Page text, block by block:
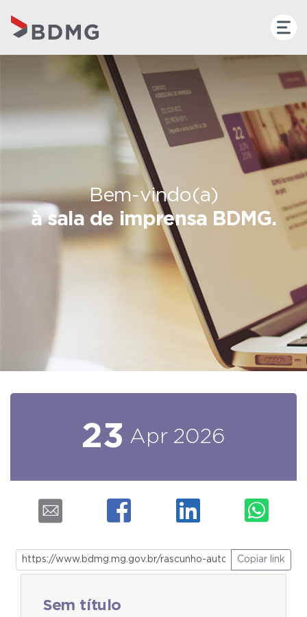
Bem-vindo(a)
à sala de imprensa BDMG.
23 Apr 2026
Copiar link
Sem título